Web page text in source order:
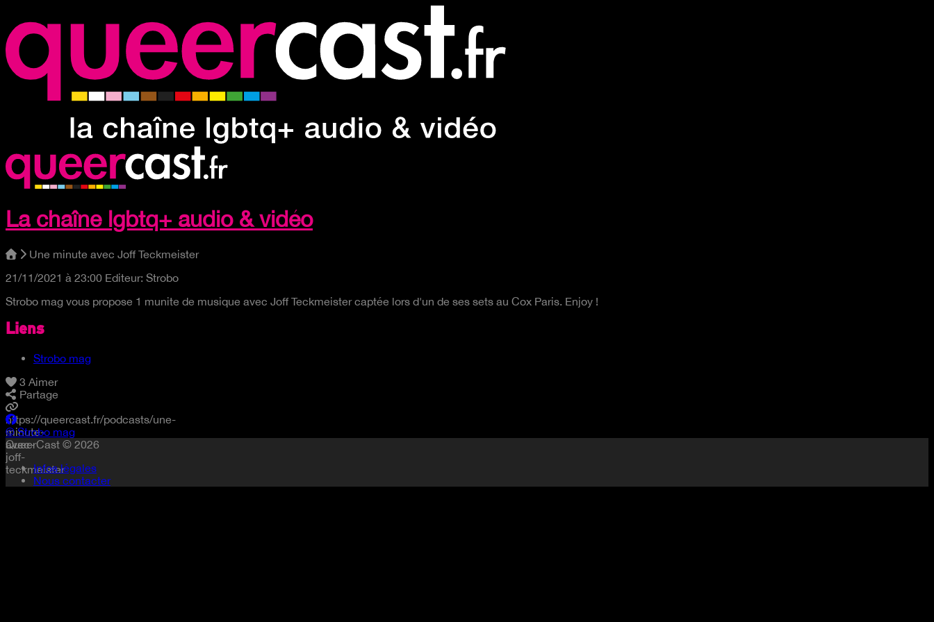
La chaîne lgbtq+ audio & vidéo
Une minute avec Joff Teckmeister
21/11/2021 à 23:00 Editeur: Strobo
Strobo mag vous propose 1 munite de musique avec Joff Teckmeister captée lors d'un de ses sets au Cox Paris. Enjoy !
Liens
Strobo mag
3 Aimer
Partage
https://queercast.fr/podcasts/une-
minute-
avec-
joff-
teckmeister
© Strobo mag
QueerCast © 2026
Infos légales
Nous contacter